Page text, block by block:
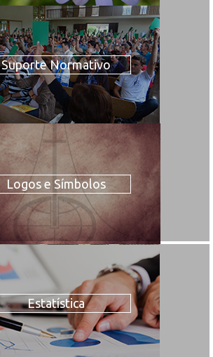
Suporte Normativo
Logos e Símbolos
Estatística